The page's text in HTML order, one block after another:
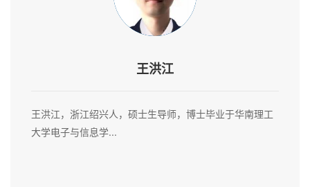
王洪江
王洪江，浙江绍兴人，硕士生导师，博士毕业于华南理工
大学电子与信息学...